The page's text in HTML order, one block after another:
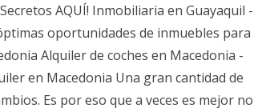
AQUÍ! Inmobiliaria en Guayaquil -
oportunidades de inmuebles para
Alquiler de coches en Macedonia -
en Macedonia Una gran cantidad de
Es por eso que a veces es mejor no